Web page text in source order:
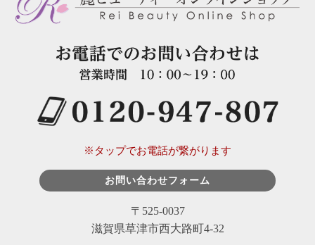
※タップでお電話が繋がります
お問い合わせフォーム
〒525-0037
滋賀県草津市西大路町4-32